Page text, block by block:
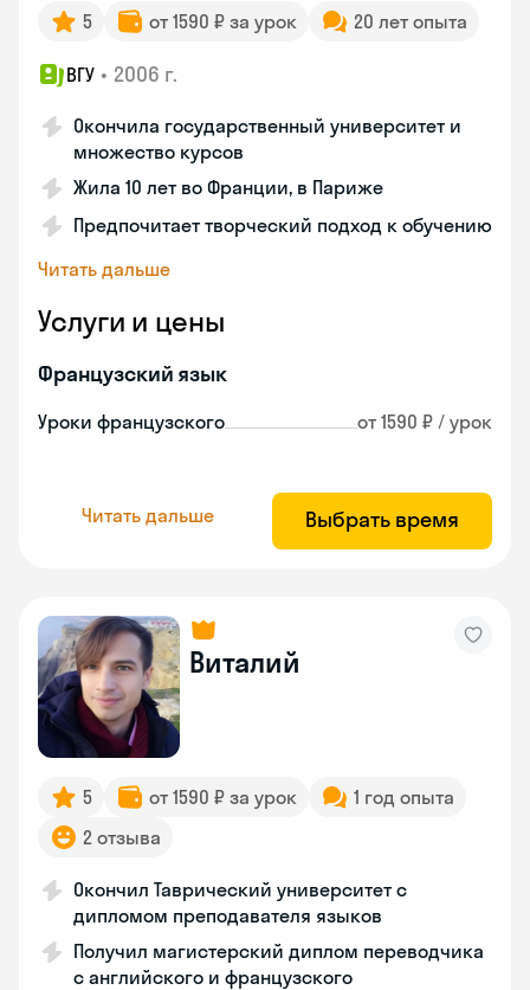
5 от 1590 ₽ за урок 20 лет опыта
ВГУ • 2006 г.
Окончила государственный университет и
множество курсов
Жила 10 лет во Франции, в Париже
Предпочитает творческий подход к обучению
Читать дальше
Услуги и цены
Французский язык
Уроки французского от 1590 ₽ / урок
Читать дальше Выбрать время
Виталий
5 от 1590 ₽ за урок
1 год опыта
2 отзыва
Окончил Таврический университет с
дипломом преподавателя языков
Получил магистерский диплом переводчика
с английского и французского